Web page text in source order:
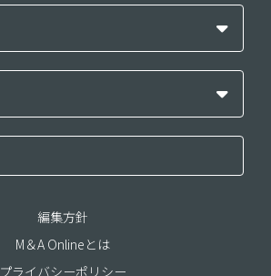
編集方針
M＆A Onlineとは
プライバシーポリシー